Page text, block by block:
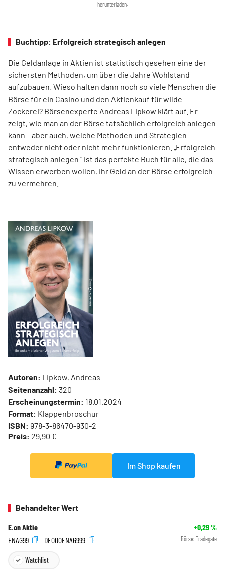
herunterladen.
Buchtipp: Erfolgreich strategisch anlegen
Die Geldanlage in Aktien ist statistisch gesehen eine der
sichersten Methoden, um über die Jahre Wohlstand
aufzubauen. Wieso halten dann noch so viele Menschen die
Börse für ein Casino und den Aktienkauf für wilde
Zockerei? Börsenexperte Andreas Lipkow klärt auf. Er
zeigt, wie man an der Börse tatsächlich erfolgreich anlegen
kann – aber auch, welche Methoden und Strategien
entweder nicht oder nicht mehr funktionieren. „Erfolgreich
strategisch anlegen “ ist das perfekte Buch für alle, die das
Wissen erwerben wollen, ihr Geld an der Börse erfolgreich
zu vermehren.
Autoren: Lipkow, Andreas
Seitenanzahl: 320
Erscheinungstermin: 18.01.2024
Format: Klappenbroschur
ISBN: 978-3-86470-930-2
Preis: 29,90 €
Im Shop kaufen
Behandelter Wert
E.on Aktie +0,29%
ENAG99
DE000ENAG999 Börse: Tradegate
Watchlist